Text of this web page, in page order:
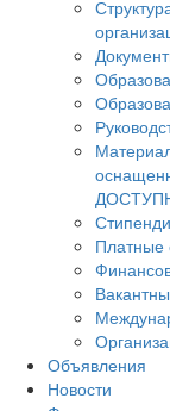
Платные
Объявления
Новости